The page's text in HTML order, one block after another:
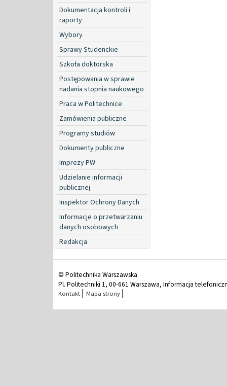
Dokumentacja kontroli i
raporty
Wybory
Sprawy Studenckie
Szkoła doktorska
Postępowania w sprawie
nadania stopnia naukowego
Praca w Politechnice
Zamówienia publiczne
Programy studiów
Dokumenty publiczne
Imprezy PW
Udzielanie informacji
publicznej
Inspektor Ochrony Danych
Informacje o przetwarzaniu
danych osobowych
Redakcja
© Politechnika Warszawska
Pl. Politechniki 1, 00-661 Warszawa, Informacja
Kontakt Mapa strony